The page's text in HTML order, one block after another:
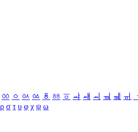
ㆀ ㆁ ㆂ ㆃ ㆄ ㆅ ㆆ ㆇ ㆈ ㆉ ㆊ ㆋ ㆌ ㆍ
ρ σ τ υ φ χ ψ ω